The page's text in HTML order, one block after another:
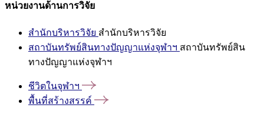
หน่วยงานด้านการวิจัย
สำนักบริหารวิจัย สำนักบริหารวิจัย
สถาบันทรัพย์สินทางปัญญาแห่งจุฬาฯ สถาบันทรัพย์สิน
ทางปัญญาแห่งจุฬาฯ
ชีวิตในจุฬาฯ
พื้นที่สร้างสรรค์